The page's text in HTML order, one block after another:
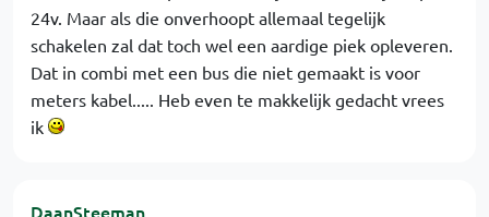
24v. Maar als die onverhoopt allemaal tegelijk
schakelen zal dat toch wel een aardige piek opleveren.
Dat in combi met een bus die niet gemaakt is voor
meters kabel..... Heb even te makkelijk gedacht vrees
ik
DaanSteeman